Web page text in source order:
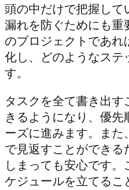
頭の中だけで把握して
漏れを防ぐためにも重
のプロジェクトであれ
化し、どのようなステ
す。
タスクを全て書き出
きるようになり、優
ーズに進みます。また
で見返すことができる
しまっても安心です
ケジュールを立てるこ